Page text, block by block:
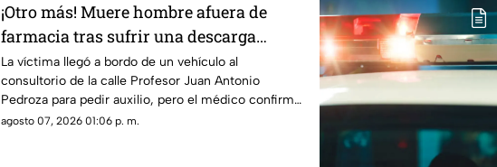
¡Otro más! Muere hombre afuera de
farmacia tras sufrir una descarga
eléctrica en Ciudad Juárez
La víctima llegó a bordo de un vehículo al
consultorio de la calle Profesor Juan Antonio
Pedroza para pedir auxilio, pero el médico confirmó
que ya no contaba con signos vitales
agosto 07, 2026 01:06 p. m.